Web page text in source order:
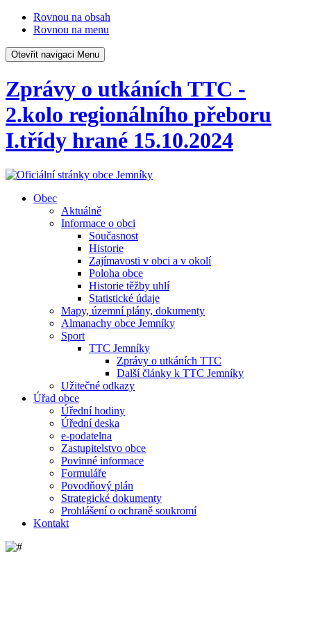
Rovnou na obsah
Rovnou na menu
Otevřit navigaci Menu
Zprávy o utkáních TTC -
2.kolo regionálního přeboru
I.třídy hrané 15.10.2024
Obec
Aktuálně
Informace o obci
Současnost
Historie
Zajímavosti v obci a v okolí
Poloha obce
Historie těžby uhlí
Statistické údaje
Mapy, územní plány, dokumenty
Almanachy obce Jemníky
Sport
TTC Jemníky
Zprávy o utkáních TTC
Další články k TTC Jemníky
Užitečné odkazy
Úřad obce
Úřední hodiny
Úřední deska
e-podatelna
Zastupitelstvo obce
Povinné informace
Formuláře
Povodňový plán
Strategické dokumenty
Prohlášení o ochraně soukromí
Kontakt